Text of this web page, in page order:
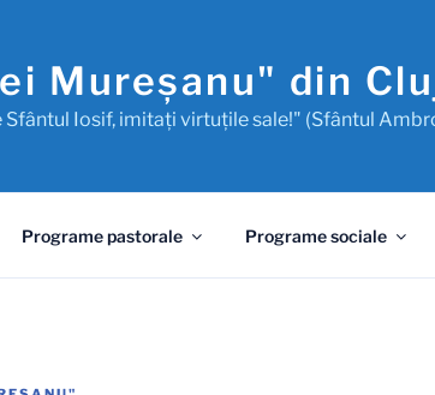
Mureşanu" din
Sfântul Iosif, imitaţi virtuţile sale!" (Sfântul
Programe pastorale Programe sociale